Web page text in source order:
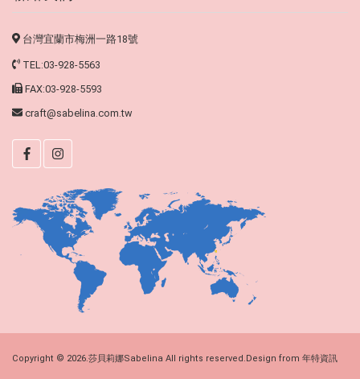
台灣宜蘭市梅洲一路18號
TEL:03-928-5563
FAX:03-928-5593
craft@sabelina.com.tw
Copyright © 2026.莎貝莉娜Sabelina All rights reserved.Design from 年特資訊